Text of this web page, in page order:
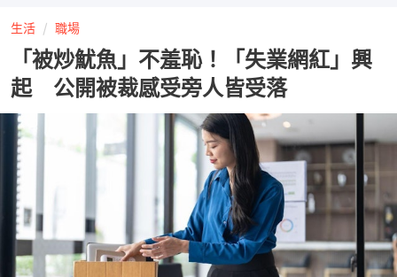
生活 職場
「被炒魷魚」不羞恥！「失業網紅」興
起 公開被裁感受旁人皆受落